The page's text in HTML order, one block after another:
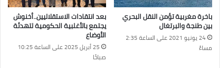
باخرة مغربية تؤمن النقل البحري
بين طنجة والبرتغال
24 يونيو 2021 على الساعة 2:35
مساءً
بعد انتقادات الاستقلاليين..أخنوش
يجتمع بالأغلبية الحكومية لتهدئة
الأوضاع
25 أبريل 2025 على الساعة 10:25
صباحًا